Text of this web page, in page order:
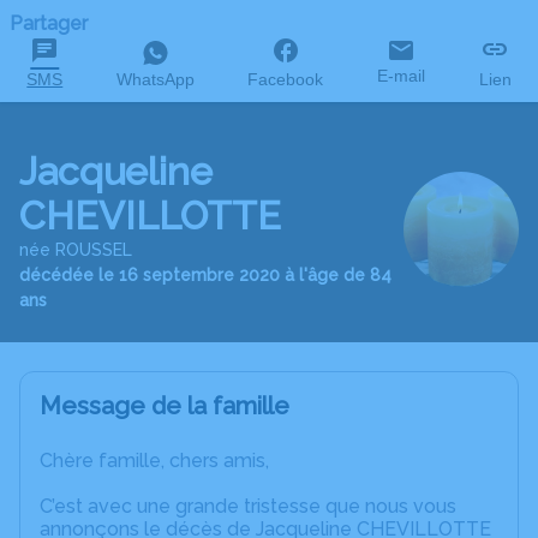
Partager
SMS WhatsApp Facebook E-mail Lien
Jacqueline
CHEVILLOTTE
née ROUSSEL
décédée le 16 septembre 2020 à l'âge de 84
ans
Message de la famille
Chère famille, chers amis,
C’est avec une grande tristesse que nous vous
annonçons le décès de Jacqueline CHEVILLOTTE